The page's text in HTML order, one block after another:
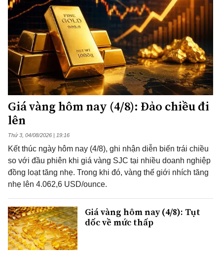
Giá vàng hôm nay (4/8): Đảo chiều đi
lên
Thứ 3, 04/08/2026 | 19:16
Kết thúc ngày hôm nay (4/8), ghi nhận diễn biến trái chiều
so với đầu phiên khi giá vàng SJC tại nhiều doanh nghiệp
đồng loạt tăng nhẹ. Trong khi đó, vàng thế giới nhích tăng
nhẹ lên 4.062,6 USD/ounce.
Giá vàng hôm nay (4/8): Tụt
dốc về mức thấp